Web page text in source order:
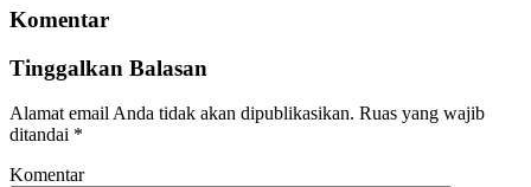
Komentar
Tinggalkan Balasan
Alamat email Anda tidak akan dipublikasikan. Ruas yang wajib
ditandai *
Komentar